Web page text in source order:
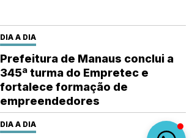
DIA A DIA
Prefeitura de Manaus conclui a
345ª turma do Empretec e
fortalece formação de
empreendedores
DIA A DIA